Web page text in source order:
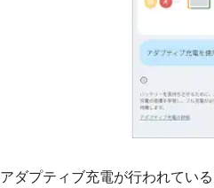
アダプティブ充電が行われてい